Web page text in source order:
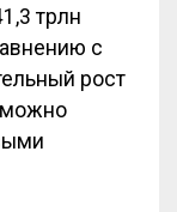
трлн
с
рост
можно